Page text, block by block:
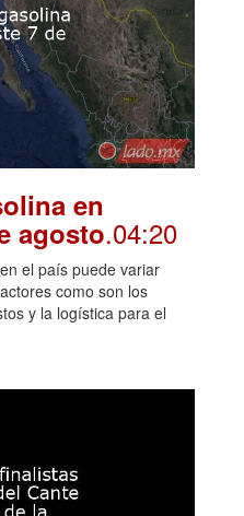
en
agosto.04:20
el país puede variar
como son los
y la logística para el